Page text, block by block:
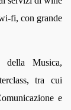
fi, con grande
della Musica,
tra cui
e